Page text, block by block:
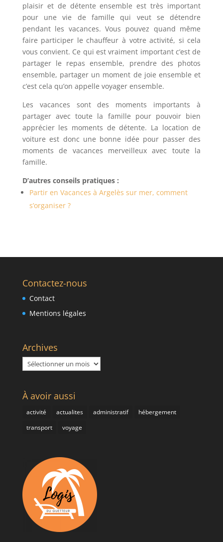
plaisir et de détente ensemble est très important
pour une vie de famille qui veut se détendre
pendant les vacances. Vous pouvez quand même
faire participer le chauffeur à votre activité, si cela
vous convient. Ce qui est vraiment important c’est de
partager le repas ensemble, prendre des photos
ensemble, partager un moment de joie ensemble et
c’est cela qu’on appelle voyager ensemble.
Les vacances sont des moments importants à
partager avec toute la famille pour pouvoir bien
apprécier les moments de détente. La location de
voiture est donc une bonne idée pour passer des
moments de vacances merveilleux avec toute la
famille.
D’autres conseils pratiques :
Partir en Vacances à Argelès sur mer, comment
s’organiser ?
Contactez-nous
Contact
Mentions légales
Archives
Archives
À avoir aussi
activité actualites administratif
hébergement
transport
voyage